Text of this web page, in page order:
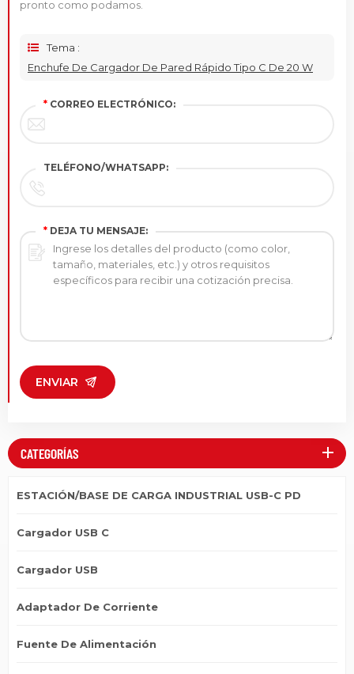
pronto como podamos.
Tema :
Enchufe De Cargador De Pared Rápido Tipo C De 20 W
* CORREO ELECTRÓNICO:
TELÉFONO/WHATSAPP:
* DEJA TU MENSAJE:
ENVIAR
CATEGORÍAS
ESTACIÓN/BASE DE CARGA INDUSTRIAL USB-C PD
Cargador USB C
Cargador USB
Adaptador De Corriente
Fuente De Alimentación